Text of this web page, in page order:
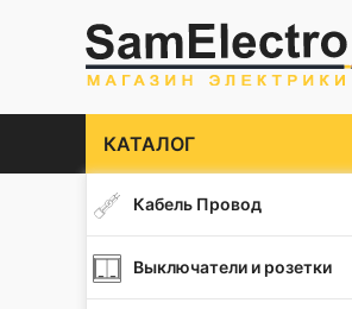
КАТАЛОГ
Кабель Провод
Выключатели и розетки